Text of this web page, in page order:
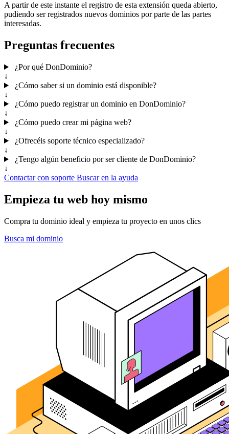
A partir de este instante el registro de esta extensión queda abierto,
pudiendo ser registrados nuevos dominios por parte de las partes
interesadas.
Preguntas frecuentes
¿Por qué DonDominio?
↓
¿Cómo saber si un dominio está disponible?
↓
¿Cómo puedo registrar un dominio en DonDominio?
↓
¿Cómo puedo crear mi página web?
↓
¿Ofrecéis soporte técnico especializado?
↓
¿Tengo algún beneficio por ser cliente de DonDominio?
↓
Contactar con soporte Buscar en la ayuda
Empieza tu web hoy mismo
Compra tu dominio ideal y empieza tu proyecto en unos clics
Busca mi dominio